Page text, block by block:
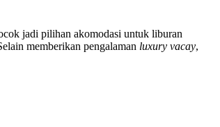
jadi pilihan akomodasi untuk liburan
memberikan pengalaman luxury vacay,